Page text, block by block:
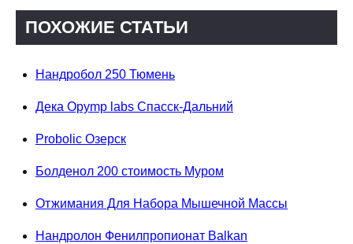
ПОХОЖИЕ СТАТЬИ
Нандробол 250 Тюмень
Дека Opymp labs Спасск-Дальний
Probolic Озерск
Болденол 200 стоимость Муром
Отжимания Для Набора Мышечной Массы
Нандролон Фенилпропионат Balkan